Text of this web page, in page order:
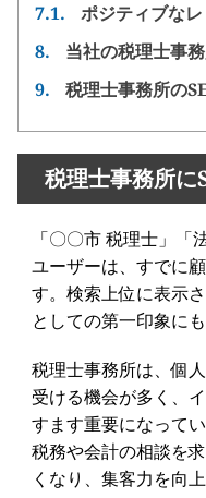
7.1.
ポジティブな
8.
当社の税理士事
9.
税理士事務所の
税理士事務所に
「〇〇市 税理士」「
ユーザーは、すでに
す。検索上位に表示
としての第一印象にも
税理士事務所は、個
受ける機会が多く、
すます重要になって
税務や会計の相談を
くなり、集客力を向